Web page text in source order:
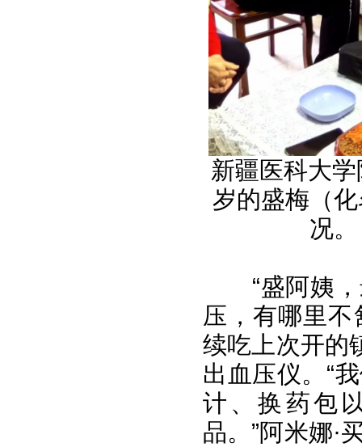
新疆医科大
岁的盛梅（
况
“盛阿姨
压，有哪里
续吃上次开的
出血压仪。“
计、换药包
品。”阿米娜·